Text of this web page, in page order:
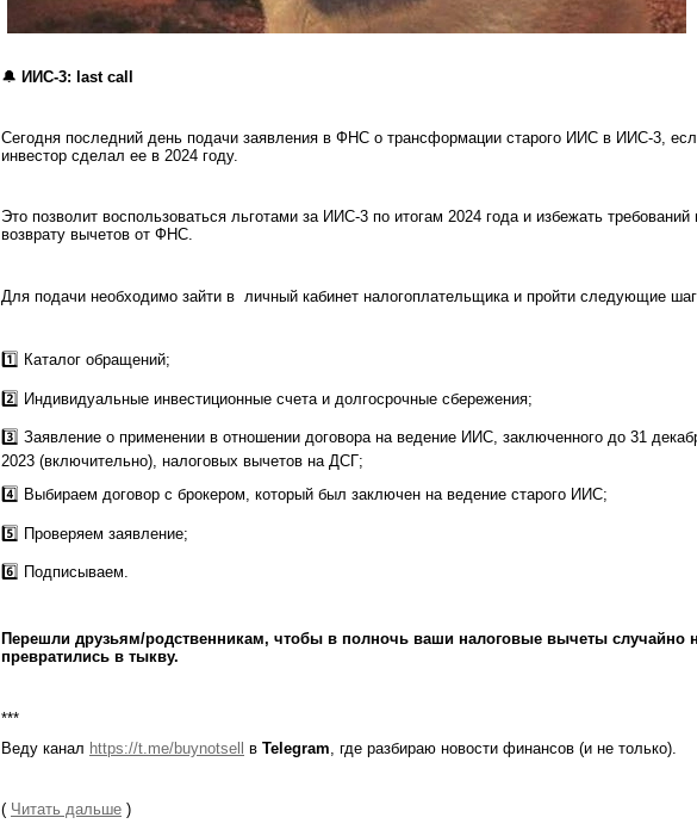
🔔 ИИС-3: last call
Сегодня последний день подачи заявления в ФНС о трансформации старого ИИС в ИИС-3,
инвестор сделал ее в 2024 году.
Это позволит воспользоваться льготами за ИИС-3 по итогам 2024 года и избежать требований
возврату вычетов от ФНС.
Для подачи необходимо зайти в личный кабинет налогоплательщика и пройти следующие
1️⃣ Каталог обращений;
2️⃣ Индивидуальные инвестиционные счета и долгосрочные сбережения;
3️⃣ Заявление о применении в отношении договора на ведение ИИС, заключенного до 31
2023 (включительно), налоговых вычетов на ДСГ;
4️⃣ Выбираем договор с брокером, который был заключен на ведение старого ИИС;
5️⃣ Проверяем заявление;
6️⃣ Подписываем.
Перешли друзьям/родственникам, чтобы в полночь ваши налоговые вычеты случайно
превратились в тыкву.
***
Веду канал https://t.me/buynotsell в Telegram, где разбираю новости финансов (и не только).
( Читать дальше )